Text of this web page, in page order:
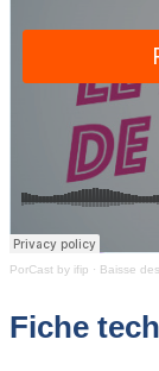
PorCast by ifip · Baisse
Fiche